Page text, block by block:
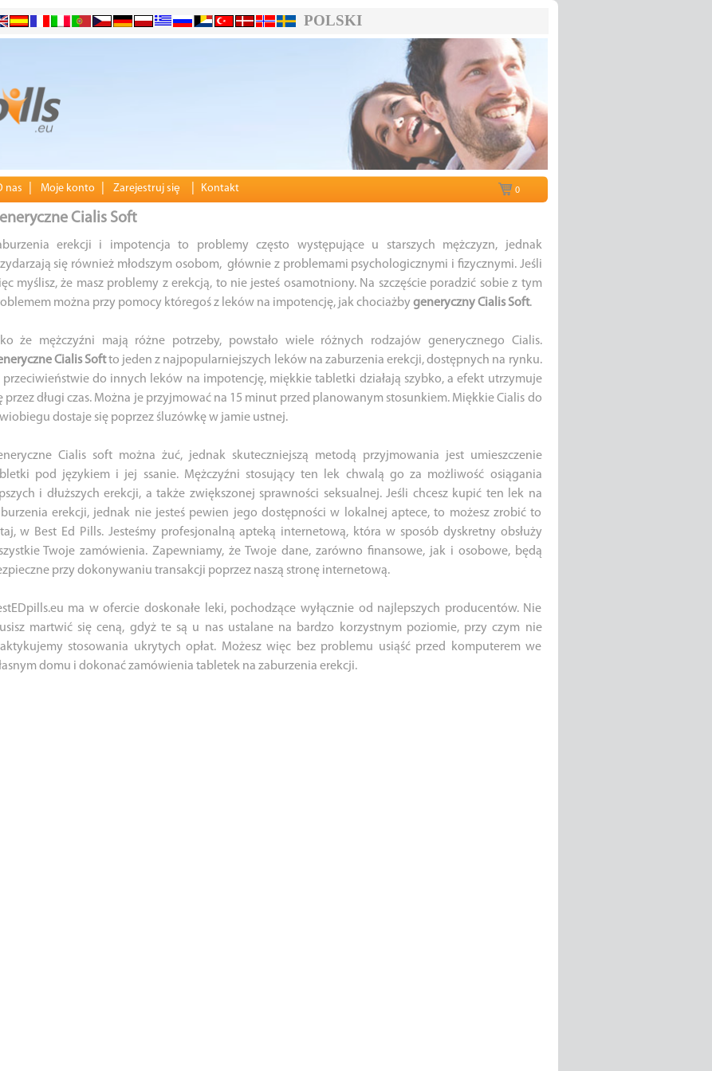
POLSKI
nas Moje konto Zarejestruj siȩ Kontakt 0
Cialis Soft
erekcji i impotencja to problemy często występujące u starszych mężczyzn, jednak
się również młodszym osobom, głównie z problemami psychologicznymi i fizycznymi. Jeśli
myślisz, że masz problemy z erekcją, to nie jesteś osamotniony. Na szczęście poradzić sobie z tym
można przy pomocy któregoś z leków na impotencję, jak chociażbygeneryczny Cialis Soft.
że mężczyźni mają różne potrzeby, powstało wiele różnych rodzajów generycznego Cialis.
Cialis Softto jeden z najpopularniejszych leków na zaburzenia erekcji, dostępnych na rynku.
przeciwieństwie do innych leków na impotencję, miękkie tabletki działają szybko, a efekt utrzymuje
przez długi czas. Można je przyjmować na 15 minut przed planowanym stosunkiem. Miękkie Cialis do
dostaje się poprzez śluzówkę w jamie ustnej.
Cialis soft można żuć, jednak skuteczniejszą metodą przyjmowania jest umieszczenie
pod językiem i jej ssanie. Mężczyźni stosujący ten lek chwalą go za możliwość osiągania
i dłuższych erekcji, a także zwiększonej sprawności seksualnej. Jeśli chcesz kupić ten lek na
erekcji, jednak nie jesteś pewien jego dostępności w lokalnej aptece, to możesz zrobić to
w Best Ed Pills. Jesteśmy profesjonalną apteką internetową, która w sposób dyskretny obsłuży
Twoje zamówienia. Zapewniamy, że Twoje dane, zarówno finansowe, jak i osobowe, będą
przy dokonywaniu transakcji poprzez naszą stronę internetową.
ma w ofercie doskonałe leki, pochodzące wyłącznie od najlepszych producentów. Nie
martwić się ceną, gdyż te są u nas ustalane na bardzo korzystnym poziomie, przy czym nie
stosowania ukrytych opłat. Możesz więc bez problemu usiąść przed komputerem we
domu i dokonać zamówienia tabletek na zaburzenia erekcji.